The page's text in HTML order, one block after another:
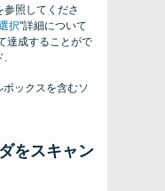
参照してくださ
択"詳細について
達成することがで
をスキャン